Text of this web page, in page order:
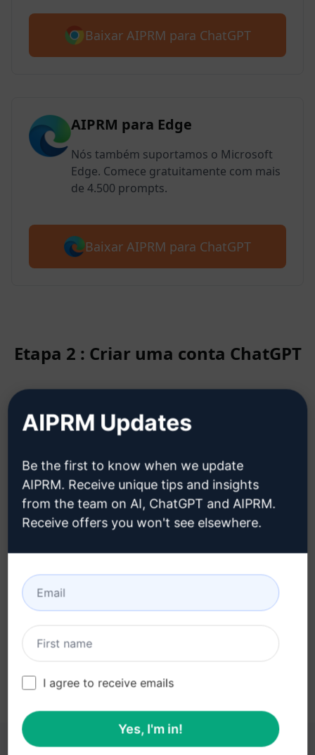
Baixar AIPRM para ChatGPT
AIPRM para Edge
Nós também suportamos o Microsoft
Edge. Comece gratuitamente com mais
de 4.500 prompts.
Baixar AIPRM para ChatGPT
Etapa 2 : Criar uma conta ChatGPT
Clique aqui para saber como criar
uma conta no ChatGPT
Etapa 3 : Use o prompt em seu
ChatGPT
Experimente o prompt agora no ChatGPT
AIPRM Updates
Be the first to know when we update
AIPRM. Receive unique tips and insights
from the team on AI, ChatGPT and AIPRM.
Receive offers you won't see elsewhere.
I agree to receive emails
Yes, I'm in!